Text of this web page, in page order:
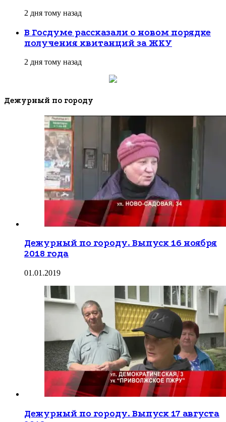
2 дня тому назад
В Госдуме рассказали о новом порядке
получения квитанций за ЖКУ
2 дня тому назад
Дежурный по городу
Дежурный по городу. Выпуск 16 ноября
2018 года
01.01.2019
Дежурный по городу. Выпуск 17 августа